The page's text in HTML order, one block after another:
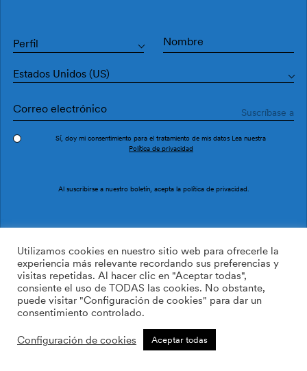
Onça Ambar
Perfil
Estados Unidos (US)
Sí, doy mi consentimiento para el tratamiento de mis datos Lea nuestra
Política de privacidad
Al suscribirse a nuestro boletín, acepta la política de privacidad
Utilizamos cookies en nuestro sitio web para ofrecerle la
experiencia más relevante recordando sus preferencias y
visitas repetidas. Al hacer clic en "Aceptar todas",
consiente el uso de TODAS las cookies. No obstante,
puede visitar "Configuración de cookies" para dar un
consentimiento controlado.
Configuración de cookies Aceptar todas